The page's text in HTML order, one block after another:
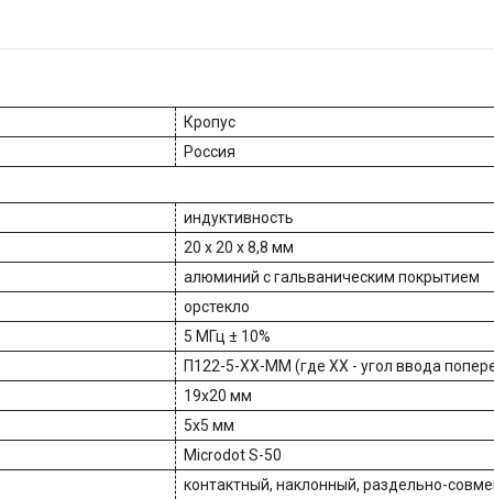
Кропус
Россия
индуктивность
20 х 20 х 8,8 мм
алюминий с гальваническим покрытием
орстекло
5 МГц ± 10%
П122-5-ХХ-MM (где XX - угол ввода
19х20 мм
5х5 мм
Microdot S-50
контактный, наклонный, раздельно-